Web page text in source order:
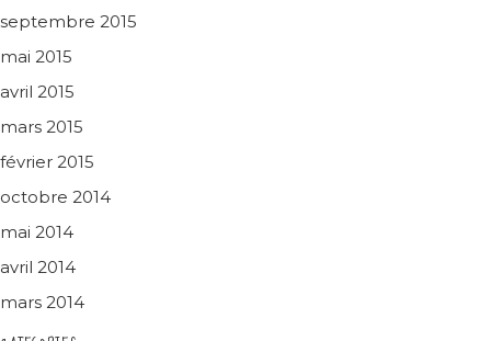
septembre 2015
mai 2015
avril 2015
mars 2015
février 2015
octobre 2014
mai 2014
avril 2014
mars 2014